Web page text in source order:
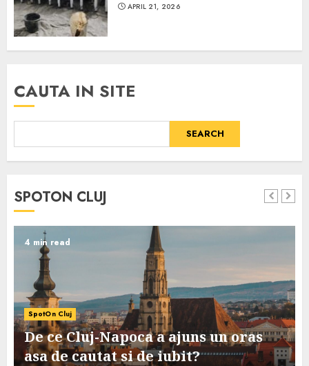
APRIL 21, 2026
CAUTA IN SITE
SEARCH
SPOTON CLUJ
4 min read
SpotOn Cluj
De ce Cluj-Napoca a ajuns un oras
asa de cautat si de iubit?